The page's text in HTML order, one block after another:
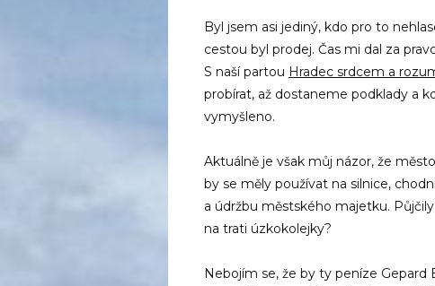
Byl jsem asi jediný, kdo pro to
cestou byl prodej. Čas mi dal za
S naší partou Hradec srdcem a
probírat, až dostaneme podklady a
vymyšleno.
Aktuálně je však můj názor, že
by se měly používat na silnice,
a údržbu městského majetku.
na trati úzkokolejky?
Nebojím se, že by ty peníze Gepard